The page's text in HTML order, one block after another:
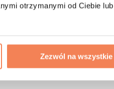
otrzymanymi od Ciebie lub
Zezwól na wszystkie